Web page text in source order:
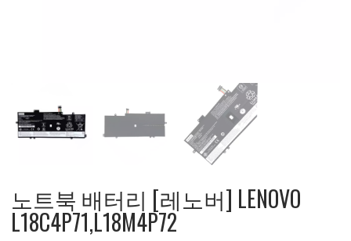
노트북 배터리 [레노버] LENOVO
L18C4P71,L18M4P72